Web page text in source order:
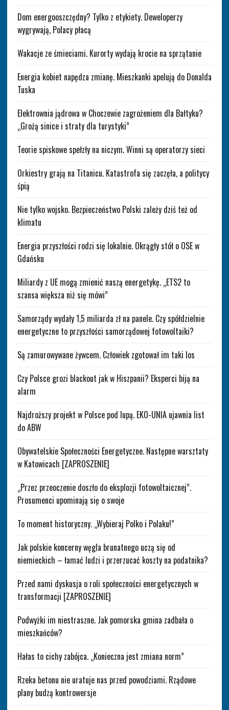
Dom energooszczędny? Tylko z etykiety. Deweloperzy
wygrywają, Polacy płacą
Wakacje ze śmieciami. Kurorty wydają krocie na sprzątanie
Energia kobiet napędza zmianę. Mieszkanki apelują do Donalda
Tuska
Elektrownia jądrowa w Choczewie zagrożeniem dla Bałtyku?
„Grożą sinice i straty dla turystyki”
Teorie spiskowe spełzły na niczym. Winni są operatorzy sieci
Orkiestry grają na Titanicu. Katastrofa się zaczęła, a politycy
śpią
Nie tylko wojsko. Bezpieczeństwo Polski zależy dziś też od
klimatu
Energia przyszłości rodzi się lokalnie. Okrągły stół o OSE w
Gdańsku
Miliardy z UE mogą zmienić naszą energetykę. „ETS2 to
szansa większa niż się mówi”
Samorządy wydały 1,5 miliarda zł na panele. Czy spółdzielnie
energetyczne to przyszłości samorządowej fotowoltaiki?
Są zamurowywane żywcem. Człowiek zgotował im taki los
Czy Polsce grozi blackout jak w Hiszpanii? Eksperci biją na
alarm
Najdroższy projekt w Polsce pod lupą. EKO-UNIA ujawnia list
do ABW
Obywatelskie Społeczności Energetyczne. Następne warsztaty
w Katowicach [ZAPROSZENIE]
„Przez przeoczenie doszło do eksplozji fotowoltaicznej”.
Prosumenci upominają się o swoje
To moment historyczny. „Wybieraj Polko i Polaku!”
Jak polskie koncerny węgla brunatnego uczą się od
niemieckich – łamać ludzi i przerzucać koszty na podatnika?
Przed nami dyskusja o roli społeczności energetycznych w
transformacji [ZAPROSZENIE]
Podwyżki im niestraszne. Jak pomorska gmina zadbała o
mieszkańców?
Hałas to cichy zabójca. „Konieczna jest zmiana norm”
Rzeka betonu nie uratuje nas przed powodziami. Rządowe
plany budzą kontrowersje